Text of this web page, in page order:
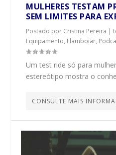
MULHERES TESTAM
SEM LIMITES PARA
Postado por Cristina Pereira |
Equipamento, Flamboiar,
Um test ride só para
estereótipo mostra o
CONSULTE MAIS